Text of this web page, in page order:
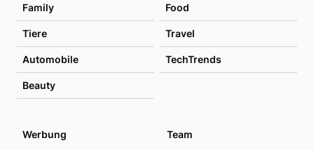
Family Food
Tiere Travel
Automobile TechTrends
Beauty
Werbung
Team